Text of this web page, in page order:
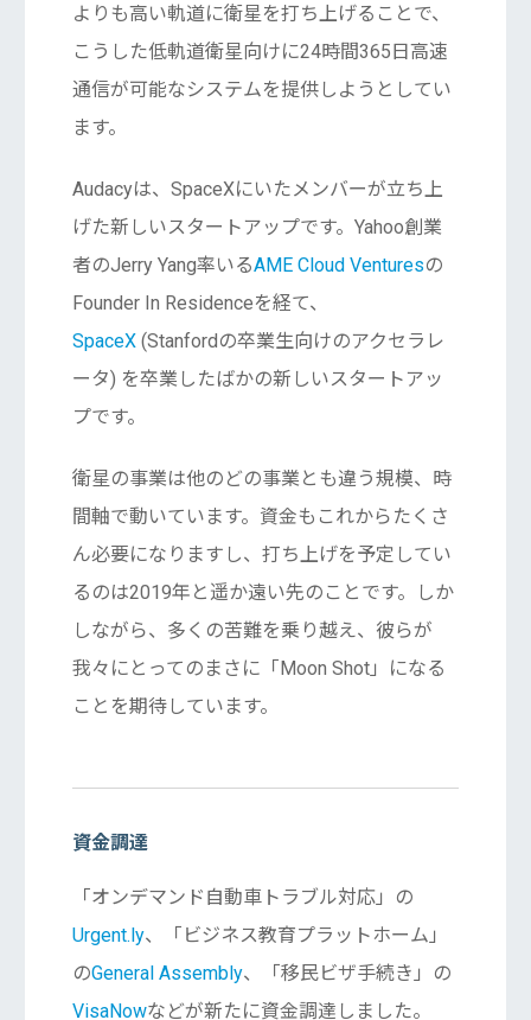
よりも高い軌道に衛星を打ち上げることで、
こうした低軌道衛星向けに24時間365日高速
通信が可能なシステムを提供しようとしてい
ます。
Audacyは、SpaceXにいたメンバーが立ち上
げた新しいスタートアップです。Yahoo創業
者のJerry Yang率いるAME Cloud Venturesの
Founder In Residenceを経て、
SpaceX(Stanfordの卒業生向けのアクセラレ
ータ) を卒業したばかの新しいスタートアッ
プです。
衛星の事業は他のどの事業とも違う規模、時
間軸で動いています。資金もこれからたくさ
ん必要になりますし、打ち上げを予定してい
るのは2019年と遥か遠い先のことです。しか
しながら、多くの苦難を乗り越え、彼らが
我々にとってのまさに「Moon Shot」になる
ことを期待しています。
資金調達
「オンデマンド自動車トラブル対応」の
Urgent.ly、「ビジネス教育プラットホーム」
のGeneral Assembly、「移民ビザ手続き」の
VisaNowなどが新たに資金調達しました。